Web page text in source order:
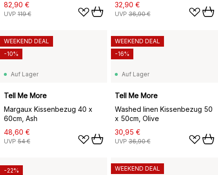
82,90 €
UVP 119 €
32,90 €
UVP 36,90 €
Auf Lager
Tell Me More
Margaux Kissenbezug 40 x
60cm, Ash
48,60 €
UVP 54 €
WEEKEND DEAL
-10%
Auf Lager
Tell Me More
Washed linen Kissenbezug 50
x 50cm, Olive
30,95 €
UVP 36,90 €
WEEKEND DEAL
-16%
-22%
WEEKEND DEAL